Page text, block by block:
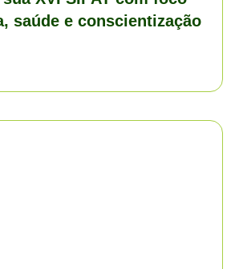
saúde e conscientização